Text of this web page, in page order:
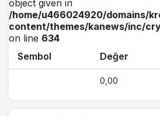
object given in
/home/u466024920/domains/
content/themes/kanews/inc/
on line 634
Sembol
Değer
0,00